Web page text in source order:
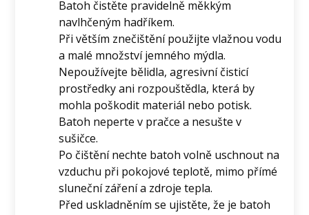
Batoh čistěte pravidelně měkkým
navlhčeným hadříkem.
Při větším znečištění použijte vlažnou vodu
a malé množství jemného mýdla.
Nepoužívejte bělidla, agresivní čisticí
prostředky ani rozpouštědla, která by
mohla poškodit materiál nebo potisk.
Batoh neperte v pračce a nesušte v
sušičce.
Po čištění nechte batoh volně uschnout na
vzduchu při pokojové teplotě, mimo přímé
sluneční záření a zdroje tepla.
Před uskladněním se ujistěte, že je batoh